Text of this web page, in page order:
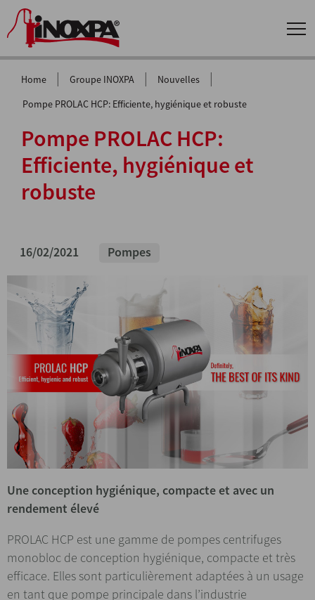
Home | Groupe INOXPA | Nouvelles |
Pompe PROLAC HCP: Efficiente, hygiénique et robuste
Pompe PROLAC HCP:
Efficiente, hygiénique et
robuste
16/02/2021 Pompes
Une conception hygiénique, compacte et avec un
rendement élevé
PROLAC HCP est une gamme de pompes centrifuges
monobloc de conception hygiénique, compacte et très
efficace. Elles sont particulièrement adaptées à un usage
en tant que pompe principale dans l’industrie